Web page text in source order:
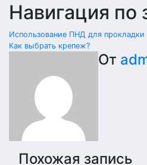
Навигация по
Использование ПНД для прокладки
Как выбрать крепеж?
От
Похожая запись